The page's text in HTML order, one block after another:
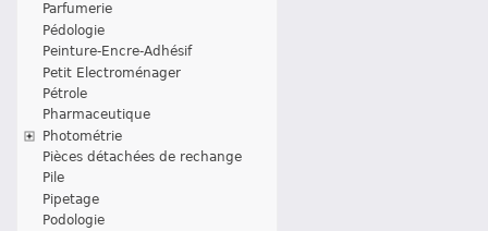
Parfumerie
Pédologie
Peinture-Encre-Adhésif
Petit Electroménager
Pétrole
Pharmaceutique
Photométrie
Pièces détachées de rechange
Pile
Pipetage
Podologie